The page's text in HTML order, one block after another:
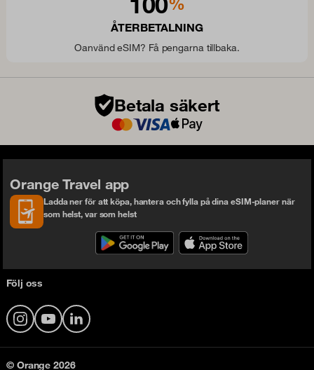
ÅTERBETALNING
Oanvänd eSIM? Få pengarna tillbaka.
Betala säkert
Orange Travel app
Ladda ner för att köpa, hantera och fylla på dina eSIM-planer när
som helst, var som helst
Följ oss
InstagramYouTubeLinkedIn
© Orange 2026